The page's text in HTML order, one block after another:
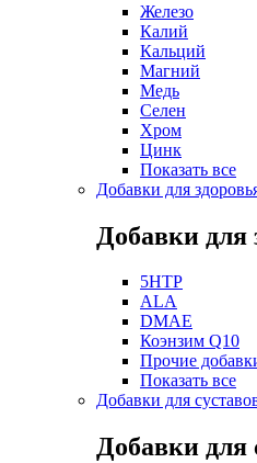
Железо
Калий
Кальций
Магний
Медь
Селен
Хром
Цинк
Показать все
Добавки для
Добавки для
5HTP
ALA
DMAE
Коэнзим Q10
Прочие
Показать все
Добавки для
Добавки для